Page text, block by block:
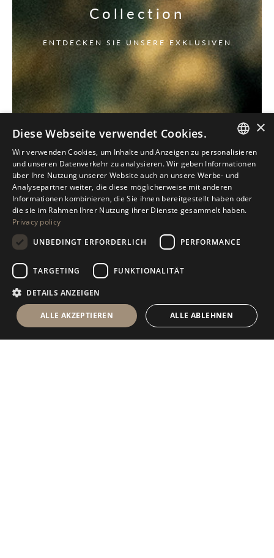
Collection
ENTDECKEN SIE UNSERE EXKLUSIVEN
ITALIAN
ENGLISH
SPANISH
RUSSIAN
×
Diese Webseite verwendet Cookies.
Wir verwenden Cookies, um Inhalte und Anzeigen zu personalisieren
und unseren Datenverkehr zu analysieren. Wir geben Informationen
über Ihre Nutzung unserer Website auch an unsere Werbe- und
Analysepartner weiter, die diese möglicherweise mit anderen
Informationen kombinieren, die Sie ihnen bereitgestellt haben oder
die sie im Rahmen Ihrer Nutzung ihrer Dienste gesammelt haben.
Privacy policy
UNBEDINGT ERFORDERLICH
PERFORMANCE
TARGETING FUNKTIONALITÄT
DETAILS ANZEIGEN
ALLE AKZEPTIEREN ALLE ABLEHNEN